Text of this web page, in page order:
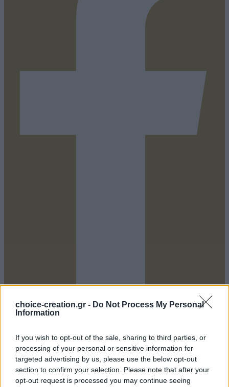
choice-creation.gr - Do Not Process My Personal
Information
If you wish to opt-out of the sale, sharing to third parties, or
processing of your personal or sensitive information for
targeted advertising by us, please use the below opt-out
section to confirm your selection. Please note that after your
opt-out request is processed you may continue seeing